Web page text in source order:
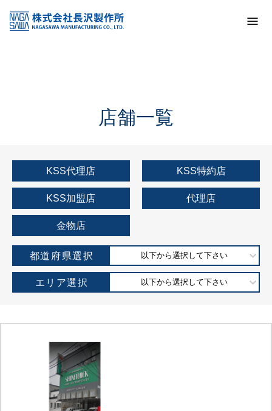
KSS加盟店・取扱店情報
店舗一覧
店舗一覧
KSS代理店 KSS特約店
KSS加盟店 代理店
金物店
都道府県選択 以下から選択して下さい
エリア選択 以下から選択して下さい